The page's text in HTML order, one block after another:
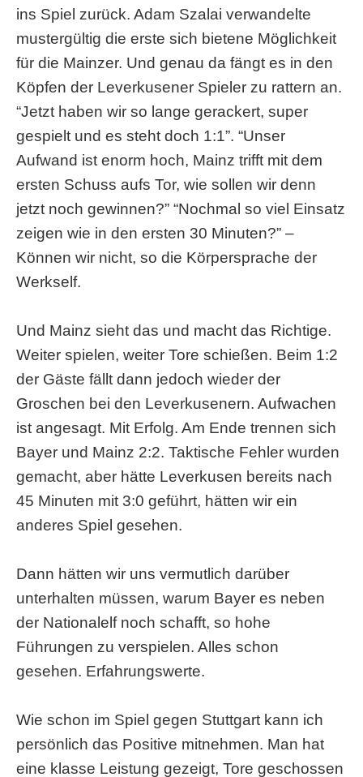
ins Spiel zurück. Adam Szalai verwandelte
mustergültig die erste sich bietene Möglichkeit
für die Mainzer. Und genau da fängt es in den
Köpfen der Leverkusener Spieler zu rattern an.
“Jetzt haben wir so lange gerackert, super
gespielt und es steht doch 1:1”. “Unser
Aufwand ist enorm hoch, Mainz trifft mit dem
ersten Schuss aufs Tor, wie sollen wir denn
jetzt noch gewinnen?” “Nochmal so viel Einsatz
zeigen wie in den ersten 30 Minuten?” –
Können wir nicht, so die Körpersprache der
Werkself.
Und Mainz sieht das und macht das Richtige.
Weiter spielen, weiter Tore schießen. Beim 1:2
der Gäste fällt dann jedoch wieder der
Groschen bei den Leverkusenern. Aufwachen
ist angesagt. Mit Erfolg. Am Ende trennen sich
Bayer und Mainz 2:2. Taktische Fehler wurden
gemacht, aber hätte Leverkusen bereits nach
45 Minuten mit 3:0 geführt, hätten wir ein
anderes Spiel gesehen.
Dann hätten wir uns vermutlich darüber
unterhalten müssen, warum Bayer es neben
der Nationalelf noch schafft, so hohe
Führungen zu verspielen. Alles schon
gesehen. Erfahrungswerte.
Wie schon im Spiel gegen Stuttgart kann ich
persönlich das Positive mitnehmen. Man hat
eine klasse Leistung gezeigt, Tore geschossen